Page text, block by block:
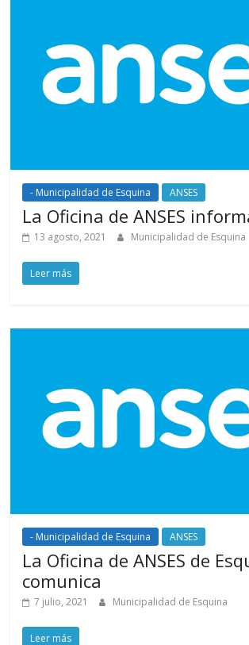
- Municipalidad de Esquina ANSES
La Oficina de ANSES
13 agosto, 2021 Municipalidad de Esquina
Leer más
- Municipalidad de Esquina ANSES
La Oficina de ANSES de
comunica
7 julio, 2021 Municipalidad de Esquina
Leer más